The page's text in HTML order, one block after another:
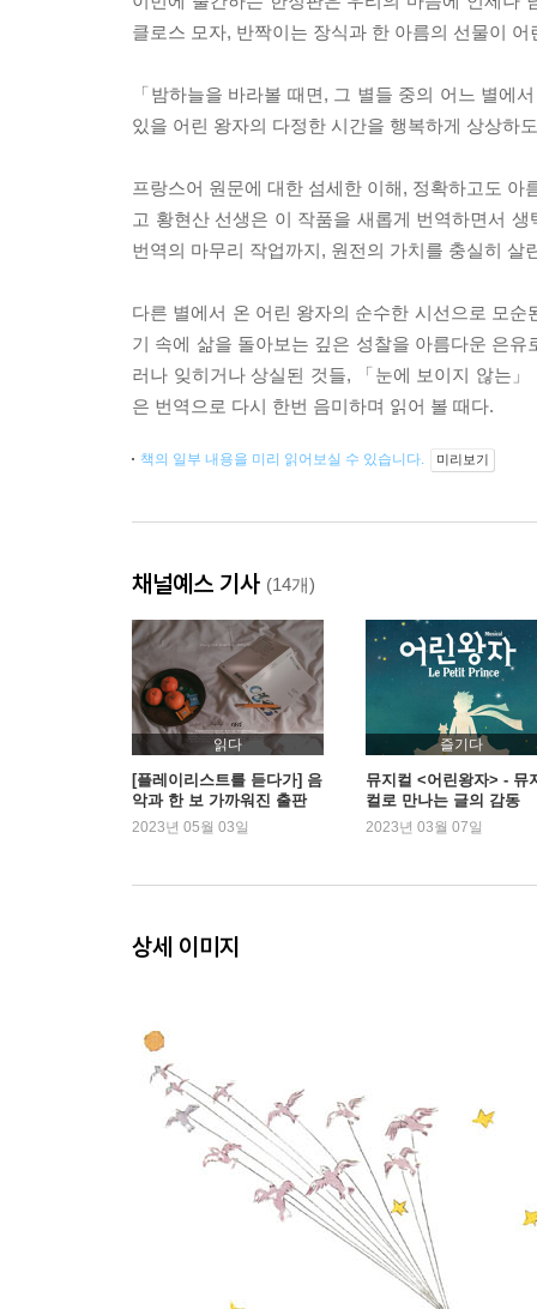
클로스 모자, 반짝이는 장식과 한 아름의 선물이
「밤하늘을 바라볼 때면, 그 별들 중의 어느 별에
있을 어린 왕자의 다정한 시간을 행복하게 상상하
프랑스어 원문에 대한 섬세한 이해, 정확하고도
고 황현산 선생은 이 작품을 새롭게 번역하면서
번역의 마무리 작업까지, 원전의 가치를 충실히 살
다른 별에서 온 어린 왕자의 순수한 시선으로 모
기 속에 삶을 돌아보는 깊은 성찰을 아름다운 은
러나 잊히거나 상실된 것들, 「눈에 보이지 않는
은 번역으로 다시 한번 음미하며 읽어 볼 때다.
책의 일부 내용을 미리 읽어보실 수 있습니다. 미리보기
채널예스 기사 (14개)
읽다
[플레이리스트를 듣다가] 음
악과 한 보 가까워진 출판
마케팅
2023년 05월 03일
즐기다
뮤지컬 <어린왕자> - 뮤
컬로 만나는 글의 감동
2023년 03월 07일
상세 이미지